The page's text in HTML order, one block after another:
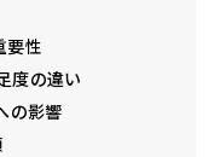
要性
度の違い
の影響